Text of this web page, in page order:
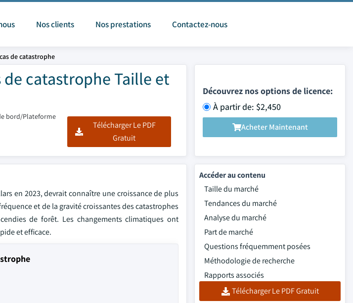
Nos clients Nos prestations Contactez-nous
de catastrophe
catastrophe Taille et
bord/Plateforme
Télécharger Le PDF
Gratuit
Découvrez nos options de licence:
À partir de: $2,450
Acheter Maintenant
en 2023, devrait connaître une croissance de plus
et de la gravité croissantes des catastrophes
de forêt. Les changements climatiques ont
et efficace.
Accéder au contenu
Taille du marché
Tendances du marché
Analyse du marché
Part de marché
Questions fréquemment posées
Méthodologie de recherche
Rapports associés
Télécharger Le PDF Gratuit